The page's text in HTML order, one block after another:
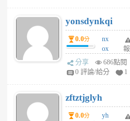
6
個
月
前
yonsdynkqi
0.0分
nx
ox
rh
pe
月
前
報
分享
686點閱
0 評論/給分
1
zftztjglyh
0.0分
yh